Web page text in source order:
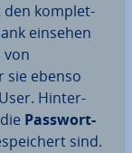
den kom­plet­
einsehen
von
sie ebenso
Hin­ter­
Passwort-
sind.